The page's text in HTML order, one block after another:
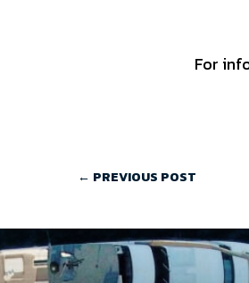
For
← PREVIOUS POST